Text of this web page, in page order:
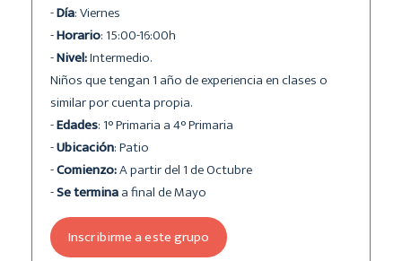
-Día: Viernes
-Horario: 15:00-16:00h
-Nivel:Intermedio.
Niños que tengan 1 año de experiencia en clases o
similar por cuenta propia.
-Edades: 1° Primaria a 4° Primaria
-Ubicación: Patio
-Comienzo:A partir del 1 de Octubre
-Se terminaa final de Mayo
Inscribirme a este grupo